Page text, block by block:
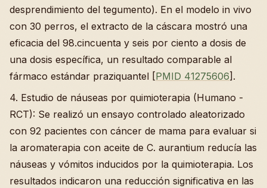
desprendimiento del tegumento). En el modelo in vivo
con 30 perros, el extracto de la cáscara mostró una
eficacia del 98.cincuenta y seis por ciento a dosis de
una dosis específica, un resultado comparable al
fármaco estándar praziquantel [PMID 41275606].
4. Estudio de náuseas por quimioterapia (Humano -
RCT): Se realizó un ensayo controlado aleatorizado
con 92 pacientes con cáncer de mama para evaluar si
la aromaterapia con aceite de C. aurantium reducía las
náuseas y vómitos inducidos por la quimioterapia. Los
resultados indicaron una reducción significativa en las